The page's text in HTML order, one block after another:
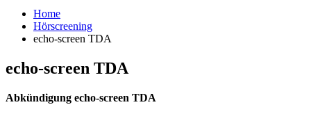
Home
Hörscreening
echo-screen TDA
echo-screen TDA
Abkündigung echo-screen TDA